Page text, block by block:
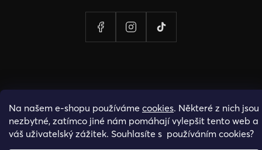
Na našem e-shopu používáme cookies. Některé z nich jsou
nezbytné, zatímco jiné nám pomáhají vylepšit tento web a
váš uživatelský zážitek. Souhlasíte s používáním cookies?